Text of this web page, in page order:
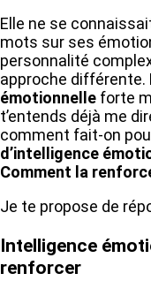
Elle ne se
mots sur ses
personnalité
approche différente.
émotionnelle forte
t’entends déjà me
comment fait-on
d’intelligence
Comment la
Je te propose de
Intelligence
renforcer